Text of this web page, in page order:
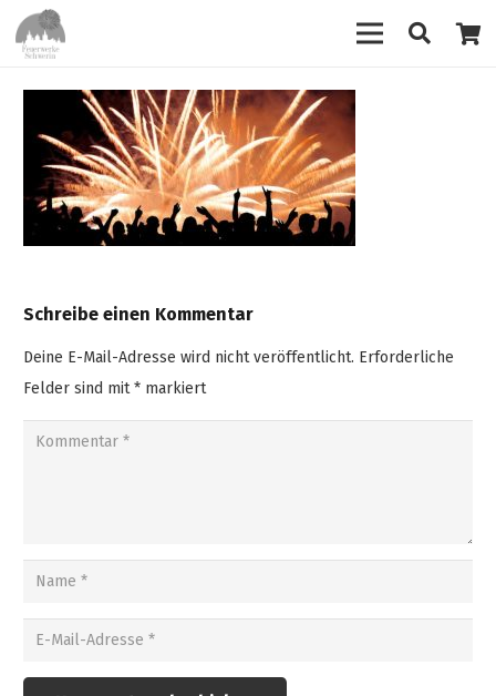
Schreibe einen Kommentar
Deine E-Mail-Adresse wird nicht veröffentlicht. Erforderliche
Felder sind mit* markiert